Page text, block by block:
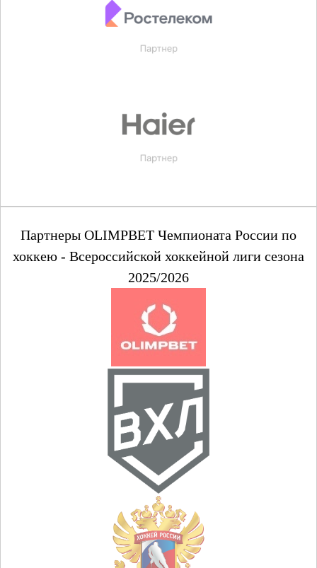
Партнеры OLIMPBET Чемпионата России по
хоккею - Всероссийской хоккейной лиги сезона
2025/2026